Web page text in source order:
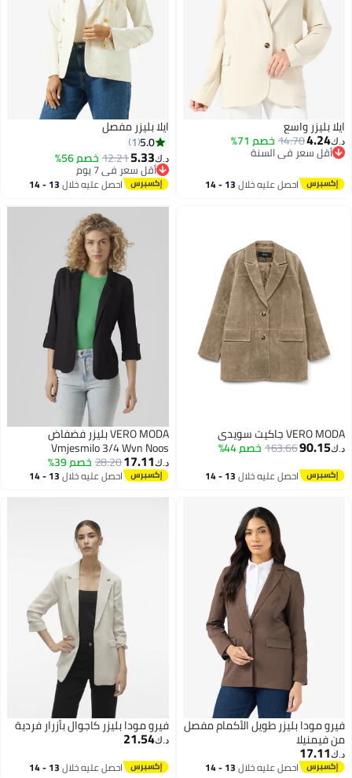
ايلا بليزر واسع
د.ك‏4.24
14.70خصم 71%
أقل سعر في السنة
أقل سعر في السنة
احصل عليه خلال 13 - 14
ايلا بليزر مفصل
5.0
1
د.ك‏5.33
12.21خصم 56%
أقل سعر في 7 يوم
أقل سعر في 7 يوماحصل عليه خلال 13 - 14
VERO MODA جاكيت سويدي
د.ك‏90.15
163.66خصم 44%
احصل عليه خلال 13 - 14
VERO MODA بليزر فضفاض
Vmjesmilo 3/4 Wvn Noos
د.ك‏17.11
28.20خصم 39%
احصل عليه خلال 13 - 14
فيرو مودا بليزر طويل الأكمام مفصل
من فيمنيلا
د.ك‏17.11
احصل عليه خلال 13 - 14
فيرو مودا بليزر كاجوال بأزرار فردية
د.ك‏21.54
احصل عليه خلال 13 - 14